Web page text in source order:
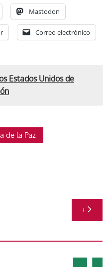
Mastodon
Correo electrónico
Estados Unidos de
de la Paz
+